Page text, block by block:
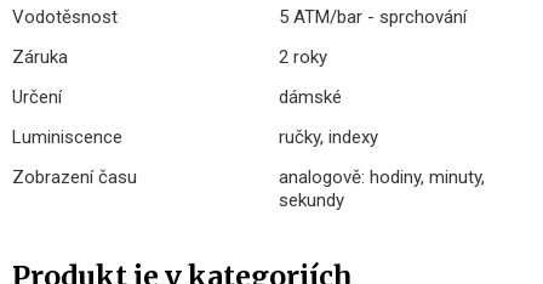
Vodotěsnost
5 ATM/bar - sprchování
Záruka
2 roky
Určení
dámské
Luminiscence
ručky, indexy
Zobrazení času
analogově: hodiny, minuty,
sekundy
Produkt je v kategoriích